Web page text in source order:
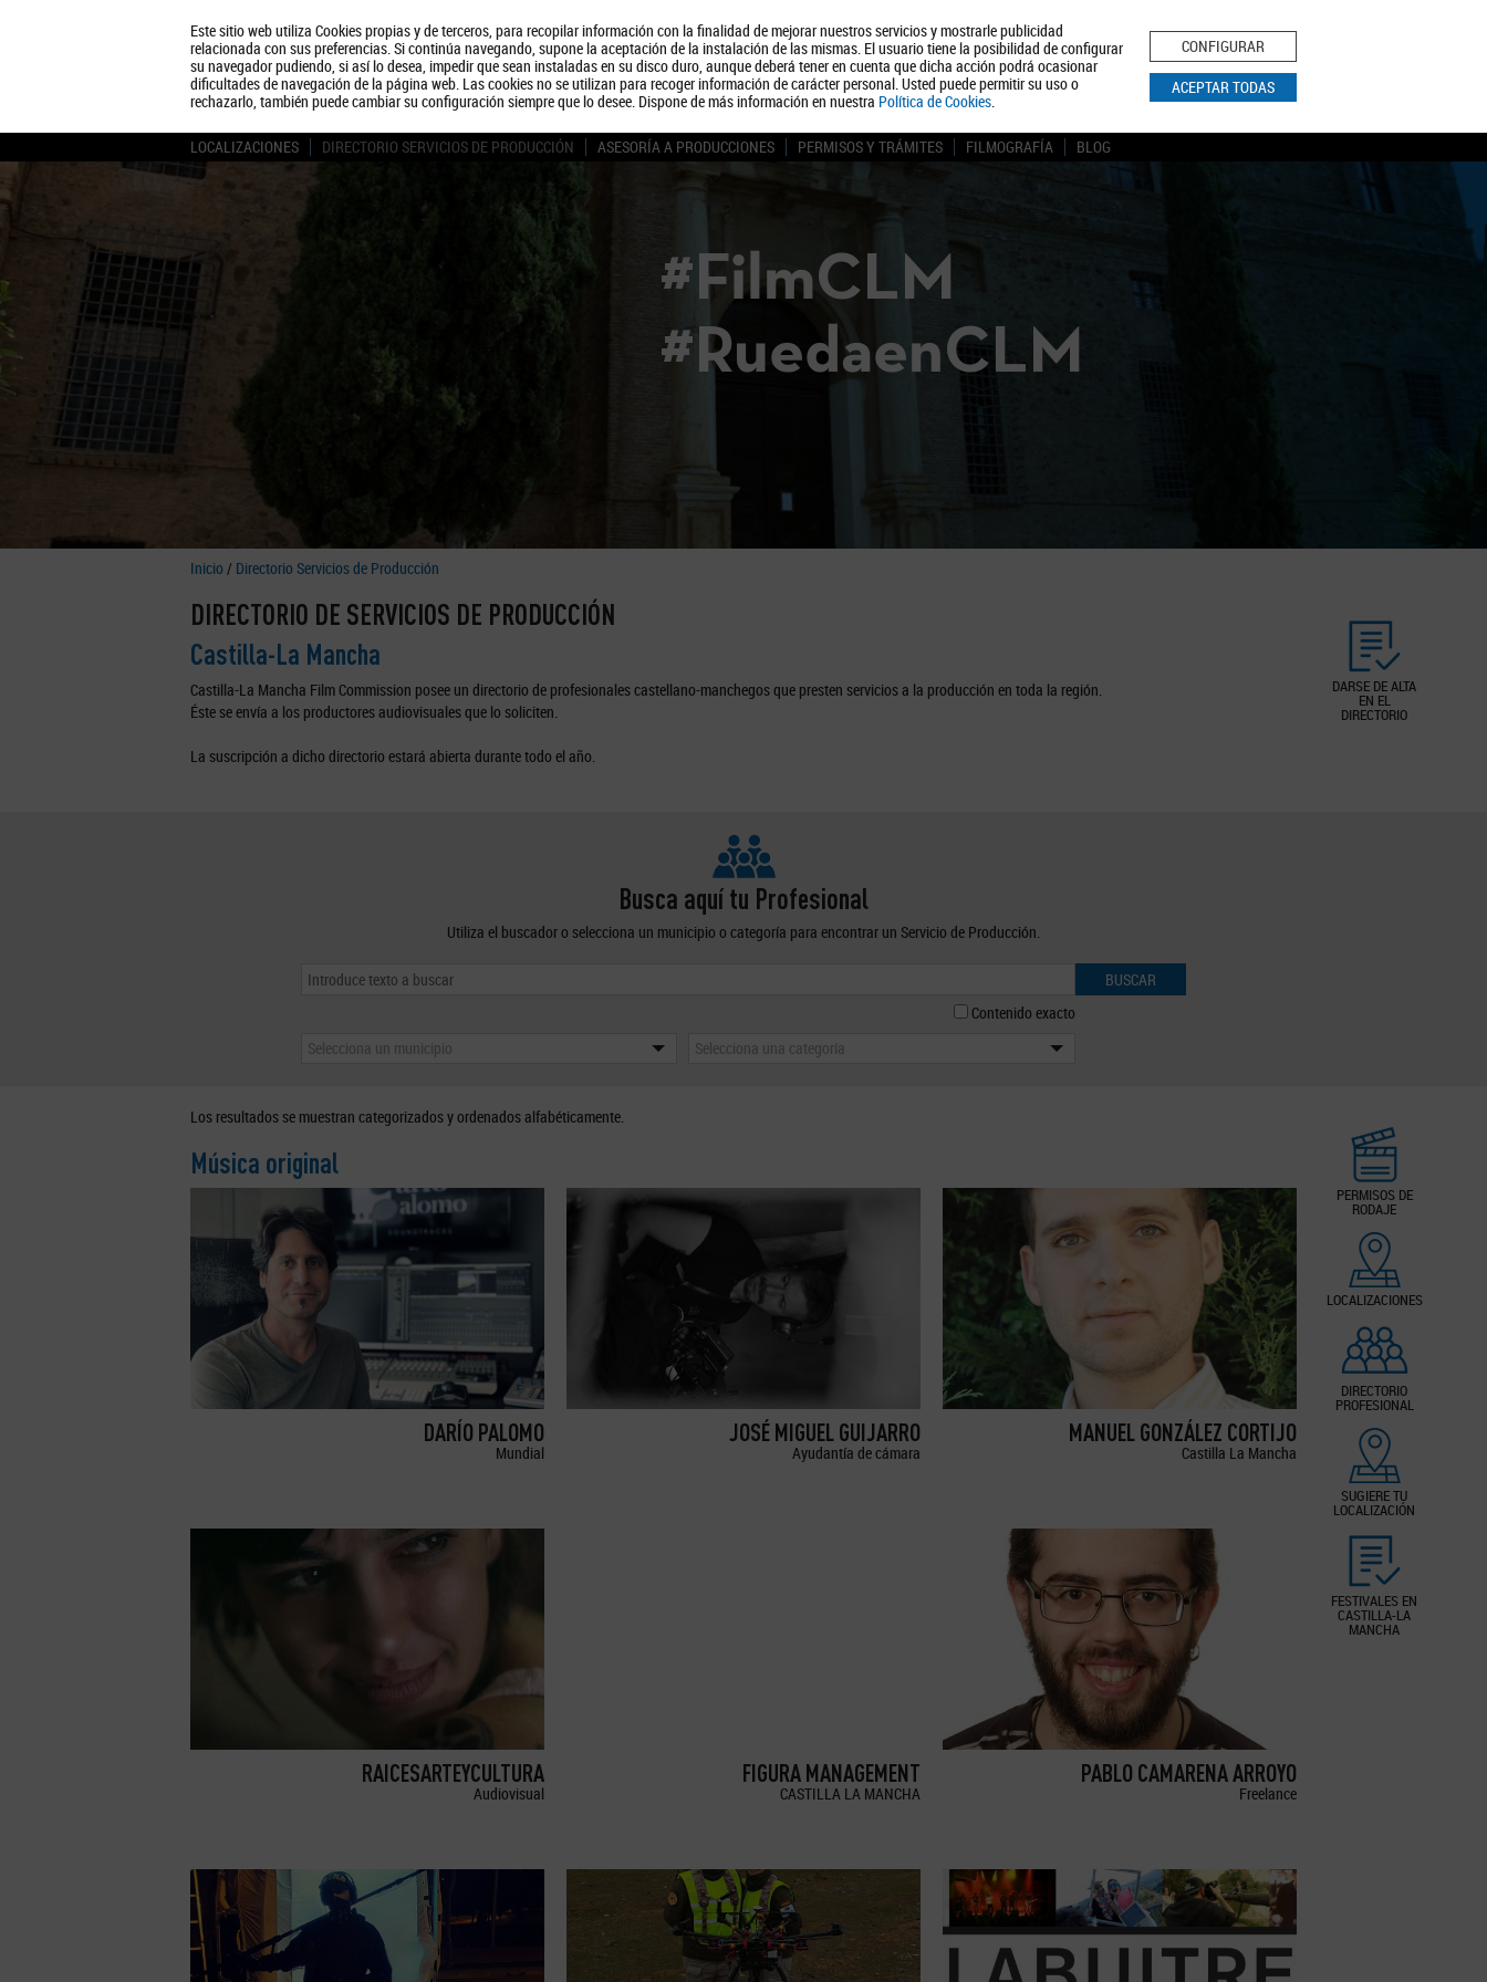
Este sitio web utiliza Cookies propias y de terceros, para recopilar información con la finalidad de mejorar nuestros servicios y mostrarle publicidad
relacionada con sus preferencias. Si continúa navegando, supone la aceptación de la instalación de las mismas. El usuario tiene la posibilidad de configurar
su navegador pudiendo, si así lo desea, impedir que sean instaladas en su disco duro, aunque deberá tener en cuenta que dicha acción podrá ocasionar
dificultades de navegación de la página web. Las cookies no se utilizan para recoger información de carácter personal. Usted puede permitir su uso o
rechazarlo, también puede cambiar su configuración siempre que lo desee. Dispone de más información en nuestra Política de Cookies.
CONFIGURAR
ACEPTAR TODAS
Quiénes somos Turismo Política de Privacidad Aviso Legal Política de Cookies
BUSCAR
LOCALIZACIONES DIRECTORIO SERVICIOS DE PRODUCCIÓN ASESORÍA A PRODUCCIONES PERMISOS Y TRÁMITES FILMOGRAFÍA BLOG
#FilmCLM
#RuedaenCLM
Inicio / Directorio Servicios de Producción
DARSE DE ALTA
EN EL
DIRECTORIO
DIRECTORIO DE SERVICIOS DE PRODUCCIÓN
Castilla-La Mancha
Castilla-La Mancha Film Commission posee un directorio de profesionales castellano-manchegos que presten servicios a la producción en toda la región.
Éste se envía a los productores audiovisuales que lo soliciten.
La suscripción a dicho directorio estará abierta durante todo el año.
Busca aquí tu Profesional
Utiliza el buscador o selecciona un municipio o categoría para encontrar un Servicio de Producción.
BUSCAR
Contenido exacto
Selecciona un municipio
Selecciona una categoría
PERMISOS DE
RODAJE
LOCALIZACIONES
DIRECTORIO
PROFESIONAL
SUGIERE TU
LOCALIZACIÓN
FESTIVALES EN
CASTILLA-LA
MANCHA
Los resultados se muestran categorizados y ordenados alfabéticamente.
Música original
DARÍO PALOMO
Mundial
JOSÉ MIGUEL GUIJARRO
Ayudantía de cámara
MANUEL GONZÁLEZ CORTIJO
Castilla La Mancha
RAICESARTEYCULTURA
Audiovisual
FIGURA MANAGEMENT
CASTILLA LA MANCHA
PABLO CAMARENA ARROYO
Freelance